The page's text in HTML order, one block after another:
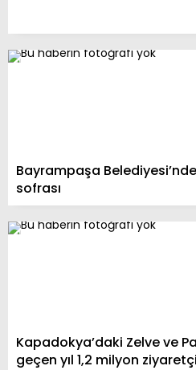
Bayrampaşa
sofrası
Kapadokya’daki Zelve ve
geçen yıl 1,2 milyon